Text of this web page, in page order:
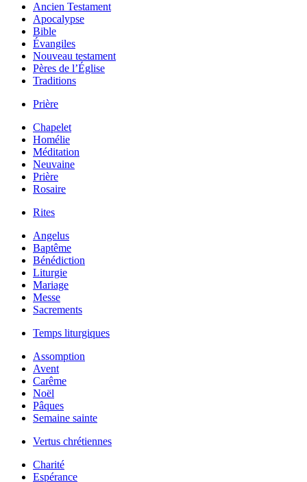
Ancien Testament
Apocalypse
Bible
Évangiles
Nouveau testament
Pères de l’Église
Traditions
Prière
Chapelet
Homélie
Méditation
Neuvaine
Prière
Rosaire
Rites
Angelus
Baptême
Bénédiction
Liturgie
Mariage
Messe
Sacrements
Temps liturgiques
Assomption
Avent
Carême
Noël
Pâques
Semaine sainte
Vertus chrétiennes
Charité
Espérance